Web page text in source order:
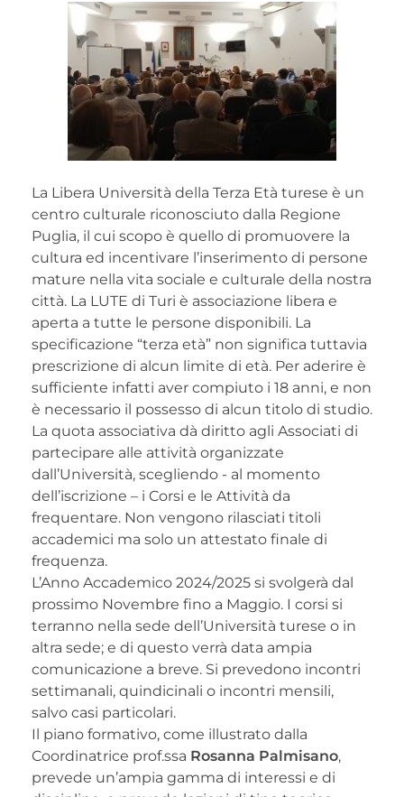
La Libera Università della Terza Età turese è un
centro culturale riconosciuto dalla Regione
Puglia, il cui scopo è quello di promuovere la
cultura ed incentivare l’inserimento di persone
mature nella vita sociale e culturale della nostra
città. La LUTE di Turi è associazione libera e
aperta a tutte le persone disponibili. La
specificazione “terza età” non significa tuttavia
prescrizione di alcun limite di età. Per aderire è
sufficiente infatti aver compiuto i 18 anni, e non
è necessario il possesso di alcun titolo di studio.
La quota associativa dà diritto agli Associati di
partecipare alle attività organizzate
dall’Università, scegliendo ­- al momento
dell’iscrizione – i Corsi e le Attività da
frequentare. Non vengono rilasciati titoli
accademici ma solo un attestato finale di
frequenza.
L’Anno Accademico 2024/2025 si svolgerà dal
prossimo Novembre fino a Maggio. I corsi si
terranno nella sede dell’Università turese o in
altra sede; e di questo verrà data ampia
comunicazione a breve. Si prevedono incontri
settimanali, quindicinali o incontri mensili,
salvo casi particolari.
Il piano formativo, come illustrato dalla
Coordinatrice prof.ssa Rosanna Palmisano,
prevede un’ampia gamma di interessi e di